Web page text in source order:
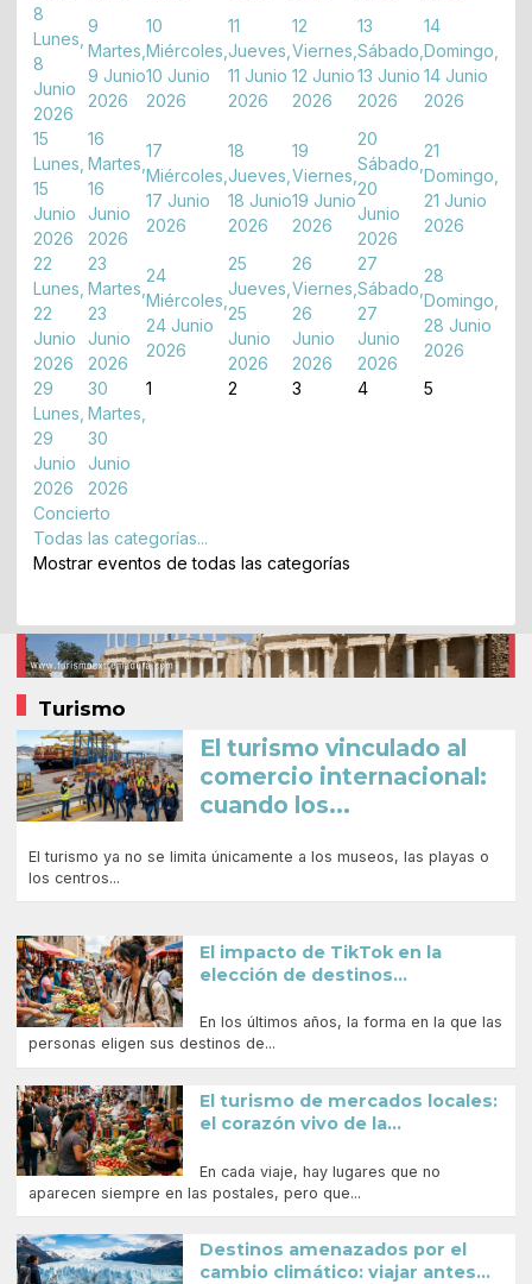
8
Lunes,
8
Junio
2026
9
Martes,
9 Junio
2026
10
Miércoles,
10 Junio
2026
11
Jueves,
11 Junio
2026
12
Viernes,
12 Junio
2026
13
Sábado,
13 Junio
2026
14
Domingo,
14 Junio
2026
15
Lunes,
15
Junio
2026
16
Martes,
16
Junio
2026
17
Miércoles,
17 Junio
2026
18
Jueves,
18 Junio
2026
19
Viernes,
19 Junio
2026
20
Sábado,
20
Junio
2026
21
Domingo,
21 Junio
2026
22
Lunes,
22
Junio
2026
23
Martes,
23
Junio
2026
24
Miércoles,
24 Junio
2026
25
Jueves,
25
Junio
2026
26
Viernes,
26
Junio
2026
27
Sábado,
27
Junio
2026
28
Domingo,
28 Junio
2026
29
Lunes,
29
Junio
2026
30
Martes,
30
Junio
2026
1 2 3 4 5
Concierto
Todas las categorías...
Mostrar eventos de todas las categorías
Turismo
El turismo vinculado al
comercio internacional:
cuando los...
El turismo ya no se limita únicamente a los museos, las playas o
los centros...
El impacto de TikTok en la
elección de destinos...
En los últimos años, la forma en la que las
personas eligen sus destinos de...
El turismo de mercados locales:
el corazón vivo de la...
En cada viaje, hay lugares que no
aparecen siempre en las postales, pero que...
Destinos amenazados por el
cambio climático: viajar antes...